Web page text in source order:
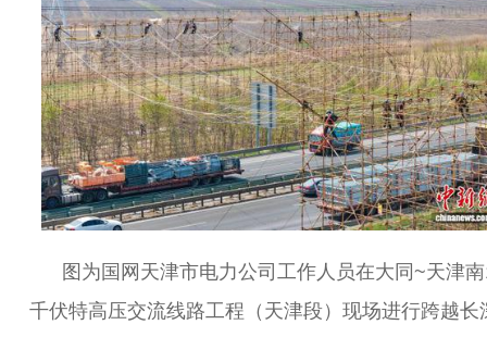
图为国网天津市电力公司工作人员在大同~天津
千伏特高压交流线路工程（天津段）现场进行跨越长